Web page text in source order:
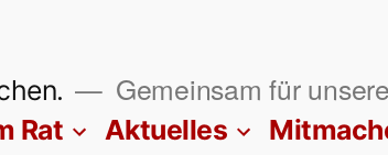
Gemeinsam für
Rat Aktuelles